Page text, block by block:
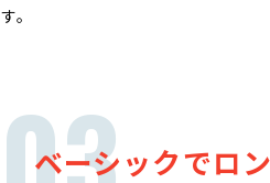
す。
ベーシックでロ